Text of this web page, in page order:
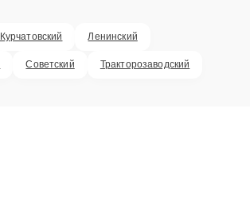
Курчатовский Ленинский
Советский Тракторозаводский